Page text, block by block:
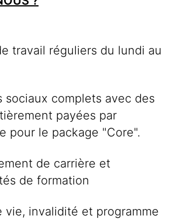
travail réguliers du lundi au
sociaux complets avec des
payées par
pour le package "Core".
de carrière et
de formation
vie, invalidité et programme